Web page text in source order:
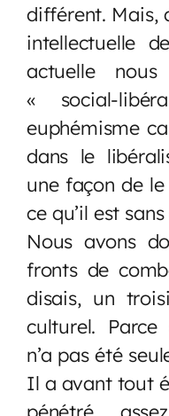
différent. Mais,
intellectuelle
actuelle nous
« social-
euphémisme
dans le
une façon de
ce qu’il est
Nous avons
fronts de
disais, un
culturel.
n’a pas été
Il a avant tout
pénétré